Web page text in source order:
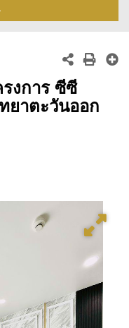
งการ ซีซี
ยาตะวันออก